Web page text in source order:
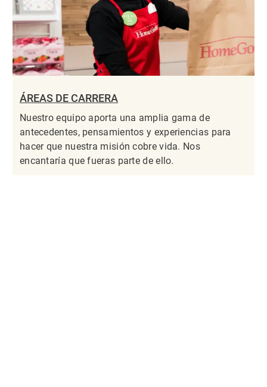
ÁREAS DE CARRERA
Nuestro equipo aporta una amplia gama de
antecedentes, pensamientos y experiencias para
hacer que nuestra misión cobre vida. Nos
encantaría que fueras parte de ello.